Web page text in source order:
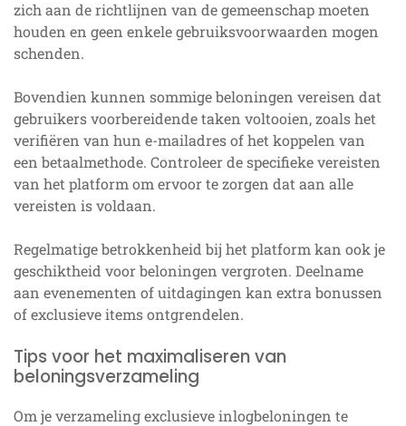
zich aan de richtlijnen van de gemeenschap moeten
houden en geen enkele gebruiksvoorwaarden mogen
schenden.
Bovendien kunnen sommige beloningen vereisen dat
gebruikers voorbereidende taken voltooien, zoals het
verifiëren van hun e-mailadres of het koppelen van
een betaalmethode. Controleer de specifieke vereisten
van het platform om ervoor te zorgen dat aan alle
vereisten is voldaan.
Regelmatige betrokkenheid bij het platform kan ook je
geschiktheid voor beloningen vergroten. Deelname
aan evenementen of uitdagingen kan extra bonussen
of exclusieve items ontgrendelen.
Tips voor het maximaliseren van
beloningsverzameling
Om je verzameling exclusieve inlogbeloningen te